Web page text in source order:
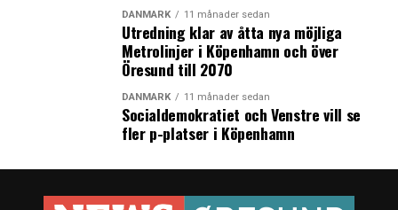
DANMARK 11 månader sedan
Utredning klar av åtta nya möjliga
Metrolinjer i Köpenhamn och över
Öresund till 2070
DANMARK 11 månader sedan
Socialdemokratiet och Venstre vill se
fler p-platser i Köpenhamn